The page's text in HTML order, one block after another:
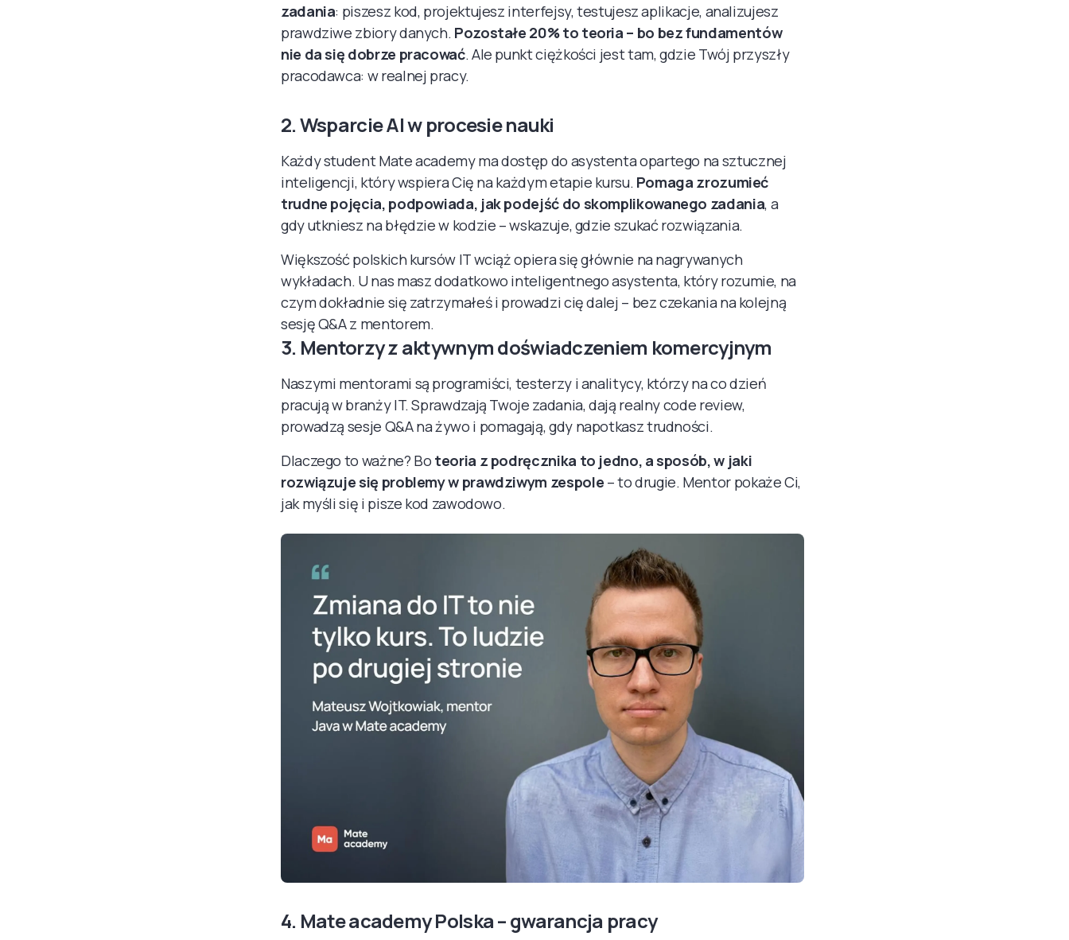
zadania: piszesz kod, projektujesz interfejsy, testujesz aplikacje, analizujesz
prawdziwe zbiory danych. Pozostałe 20% to teoria – bo bez fundamentów
nie da się dobrze pracować. Ale punkt ciężkości jest tam, gdzie Twój przyszły
pracodawca: w realnej pracy.
2. Wsparcie AI w procesie nauki
Każdy student Mate academy ma dostęp do asystenta opartego na sztucznej
inteligencji, który wspiera Cię na każdym etapie kursu. Pomaga zrozumieć
trudne pojęcia, podpowiada, jak podejść do skomplikowanego zadania, a
gdy utkniesz na błędzie w kodzie – wskazuje, gdzie szukać rozwiązania.
Większość polskichkursów IT wciąż opiera się głównie na nagrywanych
wykładach. U nas masz dodatkowo inteligentnego asystenta, który rozumie, na
czym dokładnie się zatrzymałeś i prowadzi cię dalej – bez czekania na kolejną
sesję Q&A z mentorem.
3. Mentorzy z aktywnym doświadczeniem komercyjnym
Naszymi mentorami są programiści, testerzy i analitycy, którzy na co dzień
pracują w branży IT. Sprawdzają Twoje zadania, dają realny code review,
prowadzą sesje Q&A na żywo i pomagają, gdy napotkasz trudności.
Dlaczego to ważne? Bo teoria z podręcznika to jedno, a sposób, w jaki
rozwiązuje się problemy w prawdziwym zespole – to drugie. Mentor pokaże Ci,
jak myśli się i pisze kod zawodowo.
4. Mate academy Polska – gwarancja pracy